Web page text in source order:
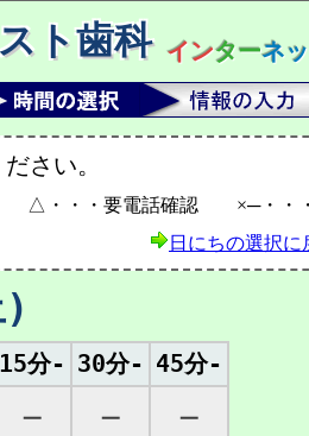
ト歯科 インターネ
さい。
△・・・要電話確認 ×─・・・
日にちの選択に
)
15分- 30分- 45分-
─ ─
─